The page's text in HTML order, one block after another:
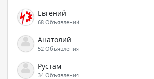
Евгений
68 Объявлений
Анатолий
52 Объявления
Рустам
34 Объявления